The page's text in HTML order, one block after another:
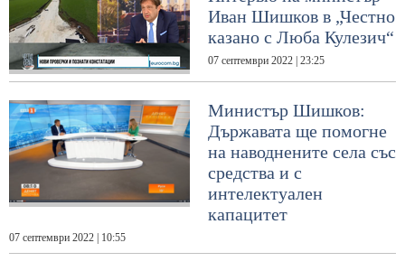
Иван Шишков в „Честно
казано с Люба Кулезич“
07 септември 2022 | 23:25
Министър Шишков:
Държавата ще помогне
на наводнените села със
средства и с
интелектуален
капацитет
07 септември 2022 | 10:55